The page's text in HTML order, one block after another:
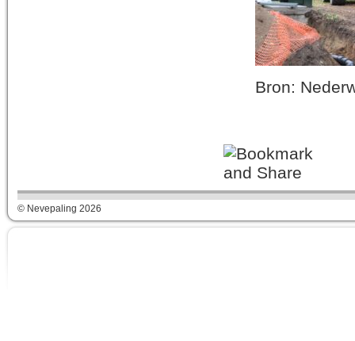
Bron:
© Nevepaling 2026